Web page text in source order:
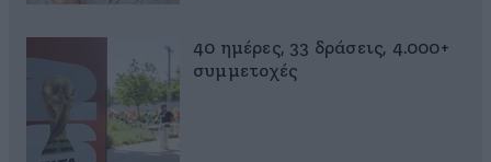
40 ημέρες, 33 δράσεις, 4.000+
συμμετοχές